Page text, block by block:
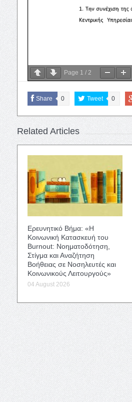
Page 1 / 2
Share 0 Tweet 0
Related Articles
Ερευνητικό Βήμα: «Η
Κοινωνική Κατασκευή του
Burnout: Νοηματοδότηση,
Στίγμα και Αναζήτηση
Βοήθειας σε Νοσηλευτές και
Κοινωνικούς Λειτουργούς»
04 August 2026